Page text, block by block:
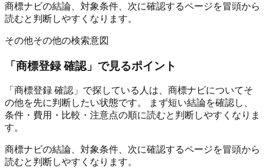
商標ナビの結論、対象条件、次に確認するページを冒頭から
読むと判断しやすくなります。
その他その他の検索意図
「商標登録 確認」で見るポイント
「商標登録 確認」で探している人は、商標ナビについてそ
の他を先に判断したい状態です。 まず短い結論を確認し、
条件・費用・比較・注意点の順に読むと判断しやすくなりま
す。
商標ナビの結論、対象条件、次に確認するページを冒頭から
読むと判断しやすくなります。